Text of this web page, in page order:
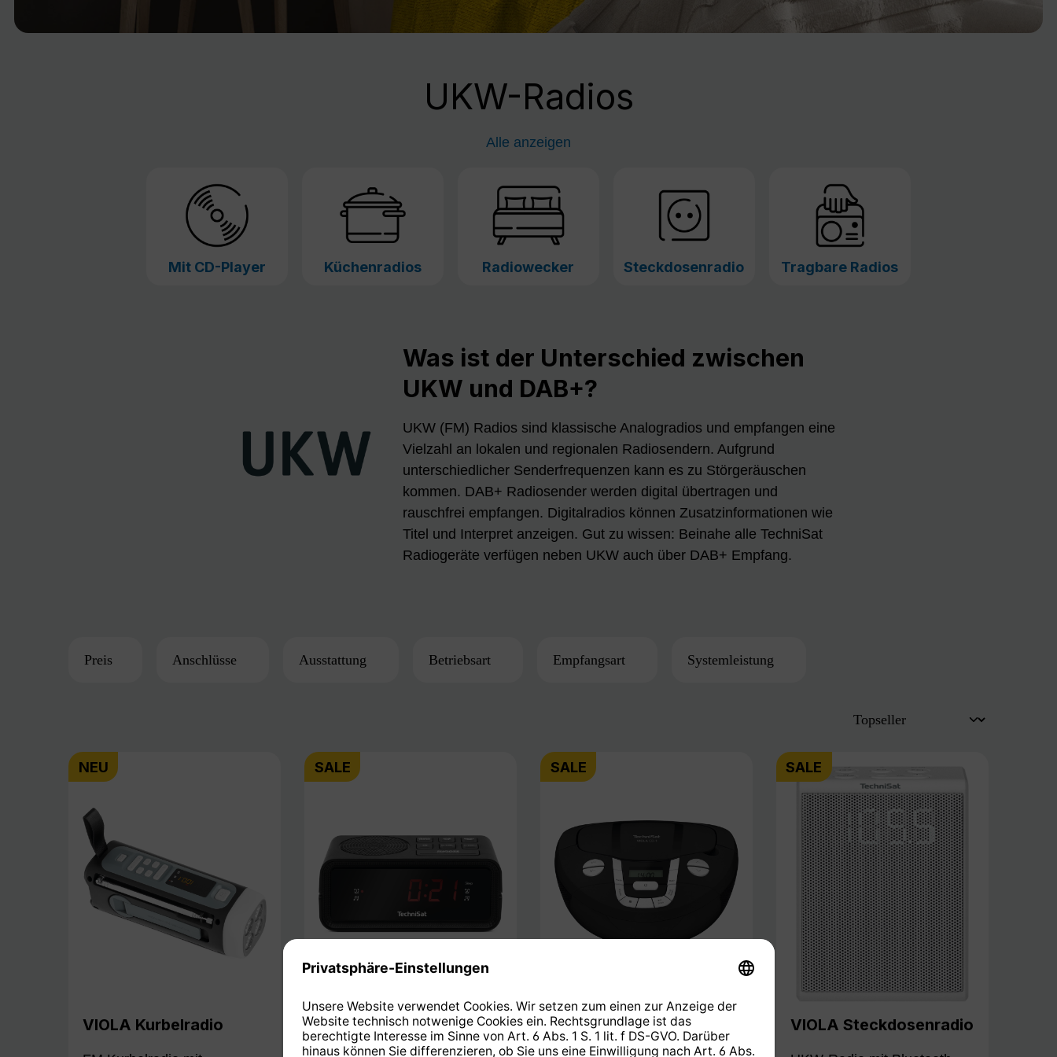
UKW-Radios
Alle anzeigen
Mit CD-Player Küchenradios Radiowecker Steckdosenradio Tragbare Radios
Was ist der Unterschied zwischen
UKW und DAB+?
UKW (FM) Radios sind klassische Analogradios und empfangen eine
Vielzahl an lokalen und regionalen Radiosendern. Aufgrund
unterschiedlicher Senderfrequenzen kann es zu Störgeräuschen
kommen. DAB+ Radiosender werden digital übertragen und
rauschfrei empfangen. Digitalradios können Zusatzinformationen wie
Titel und Interpret anzeigen. Gut zu wissen: Beinahe alle TechniSat
Radiogeräte verfügen neben UKW auch über DAB+ Empfang.
Preis Anschlüsse Ausstattung Betriebsart Empfangsart Systemleistung
NEU
VIOLA Kurbelradio
SALE
DIGICLOCK 2
SALE
VIOLA CD-1
SALE
VIOLA Steckdosenradio